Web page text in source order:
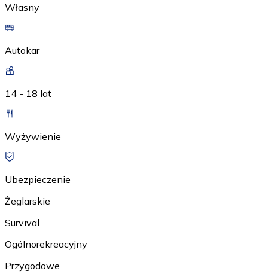
Własny
Autokar
14 - 18 lat
Wyżywienie
Ubezpieczenie
Żeglarskie
Survival
Ogólnorekreacyjny
Przygodowe